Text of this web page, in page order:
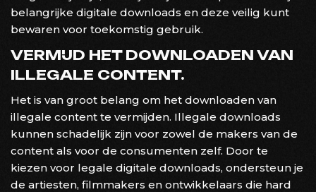
belangrijke digitale downloads en deze veilig kunt
bewaren voor toekomstig gebruik.
VERMIJD HET DOWNLOADEN VAN
ILLEGALE CONTENT.
Het is van groot belang om het downloaden van
illegale content te vermijden. Illegale downloads
kunnen schadelijk zijn voor zowel de makers van de
content als voor de consumenten zelf. Door te
kiezen voor legale digitale downloads, ondersteun je
de artiesten, filmmakers en ontwikkelaars die hard